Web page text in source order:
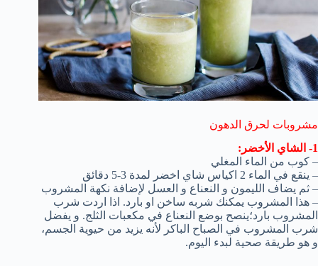
مشروبات لحرق الدهون
1- الشاي الأخضر:
– كوب من الماء المغلي
– ينقع في الماء 2 اكياس شاي اخضر لمدة 3-5 دقائق
– ثم يضاف الليمون و النعناع و العسل لإضافة نكهة المشروب
– هذا المشروب يمكنك شربه ساخن او بارد. اذا اردت شرب
المشروب بارد؛ينصح بوضع النعناع في مكعبات الثلج. و يفضل
شرب المشروب في الصباح الباكر لأنه يزيد من حيوية الجسم،
و هو طريقة صحية لبدء اليوم.